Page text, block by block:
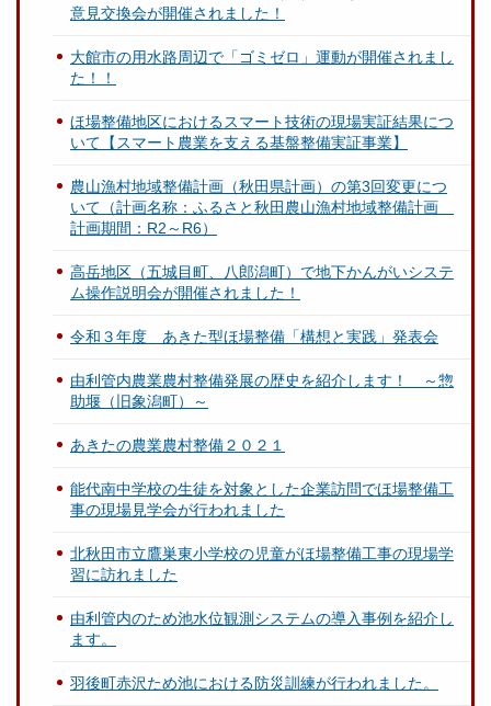
意見交換会が開催されました！
大館市の用水路周辺で「ゴミゼロ」運動が開催されまし
た！！
ほ場整備地区におけるスマート技術の現場実証結果につ
いて【スマート農業を支える基盤整備実証事業】
農山漁村地域整備計画（秋田県計画）の第3回変更につ
いて（計画名称：ふるさと秋田農山漁村地域整備計画
計画期間：R2～R6）
高岳地区（五城目町、八郎潟町）で地下かんがいシステ
ム操作説明会が開催されました！
令和３年度 あきた型ほ場整備「構想と実践」発表会
由利管内農業農村整備発展の歴史を紹介します！ ～惣
助堰（旧象潟町）～
あきたの農業農村整備２０２１
能代南中学校の生徒を対象とした企業訪問でほ場整備工
事の現場見学会が行われました
北秋田市立鷹巣東小学校の児童がほ場整備工事の現場学
習に訪れました
由利管内のため池水位観測システムの導入事例を紹介し
ます。
羽後町赤沢ため池における防災訓練が行われました。